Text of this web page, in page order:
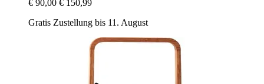
€ 90,00 € 150,99
Gratis Zustellung bis 11. August